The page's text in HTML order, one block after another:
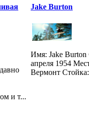
и т...
Jake Burton
Имя: Jake Burton
апреля 1954
Вермонт Стойка: